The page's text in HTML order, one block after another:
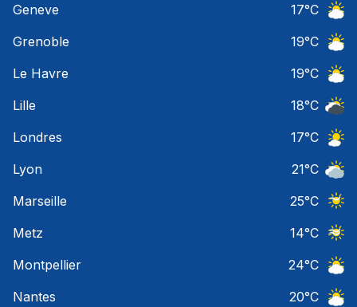
Geneve
17°C
Grenoble
19°C
Le Havre
19°C
Lille
18°C
Londres
17°C
Lyon
21°C
Marseille
25°C
Metz
14°C
Montpellier
24°C
Nantes
20°C